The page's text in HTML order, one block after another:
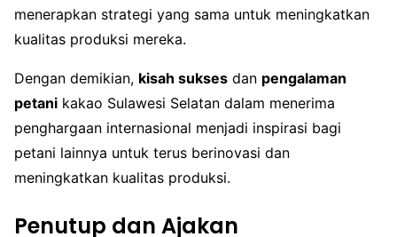
menerapkan strategi yang sama untuk meningkatkan
kualitas produksi mereka.
Dengan demikian, kisah sukses dan pengalaman
petani kakao Sulawesi Selatan dalam menerima
penghargaan internasional menjadi inspirasi bagi
petani lainnya untuk terus berinovasi dan
meningkatkan kualitas produksi.
Penutup dan Ajakan